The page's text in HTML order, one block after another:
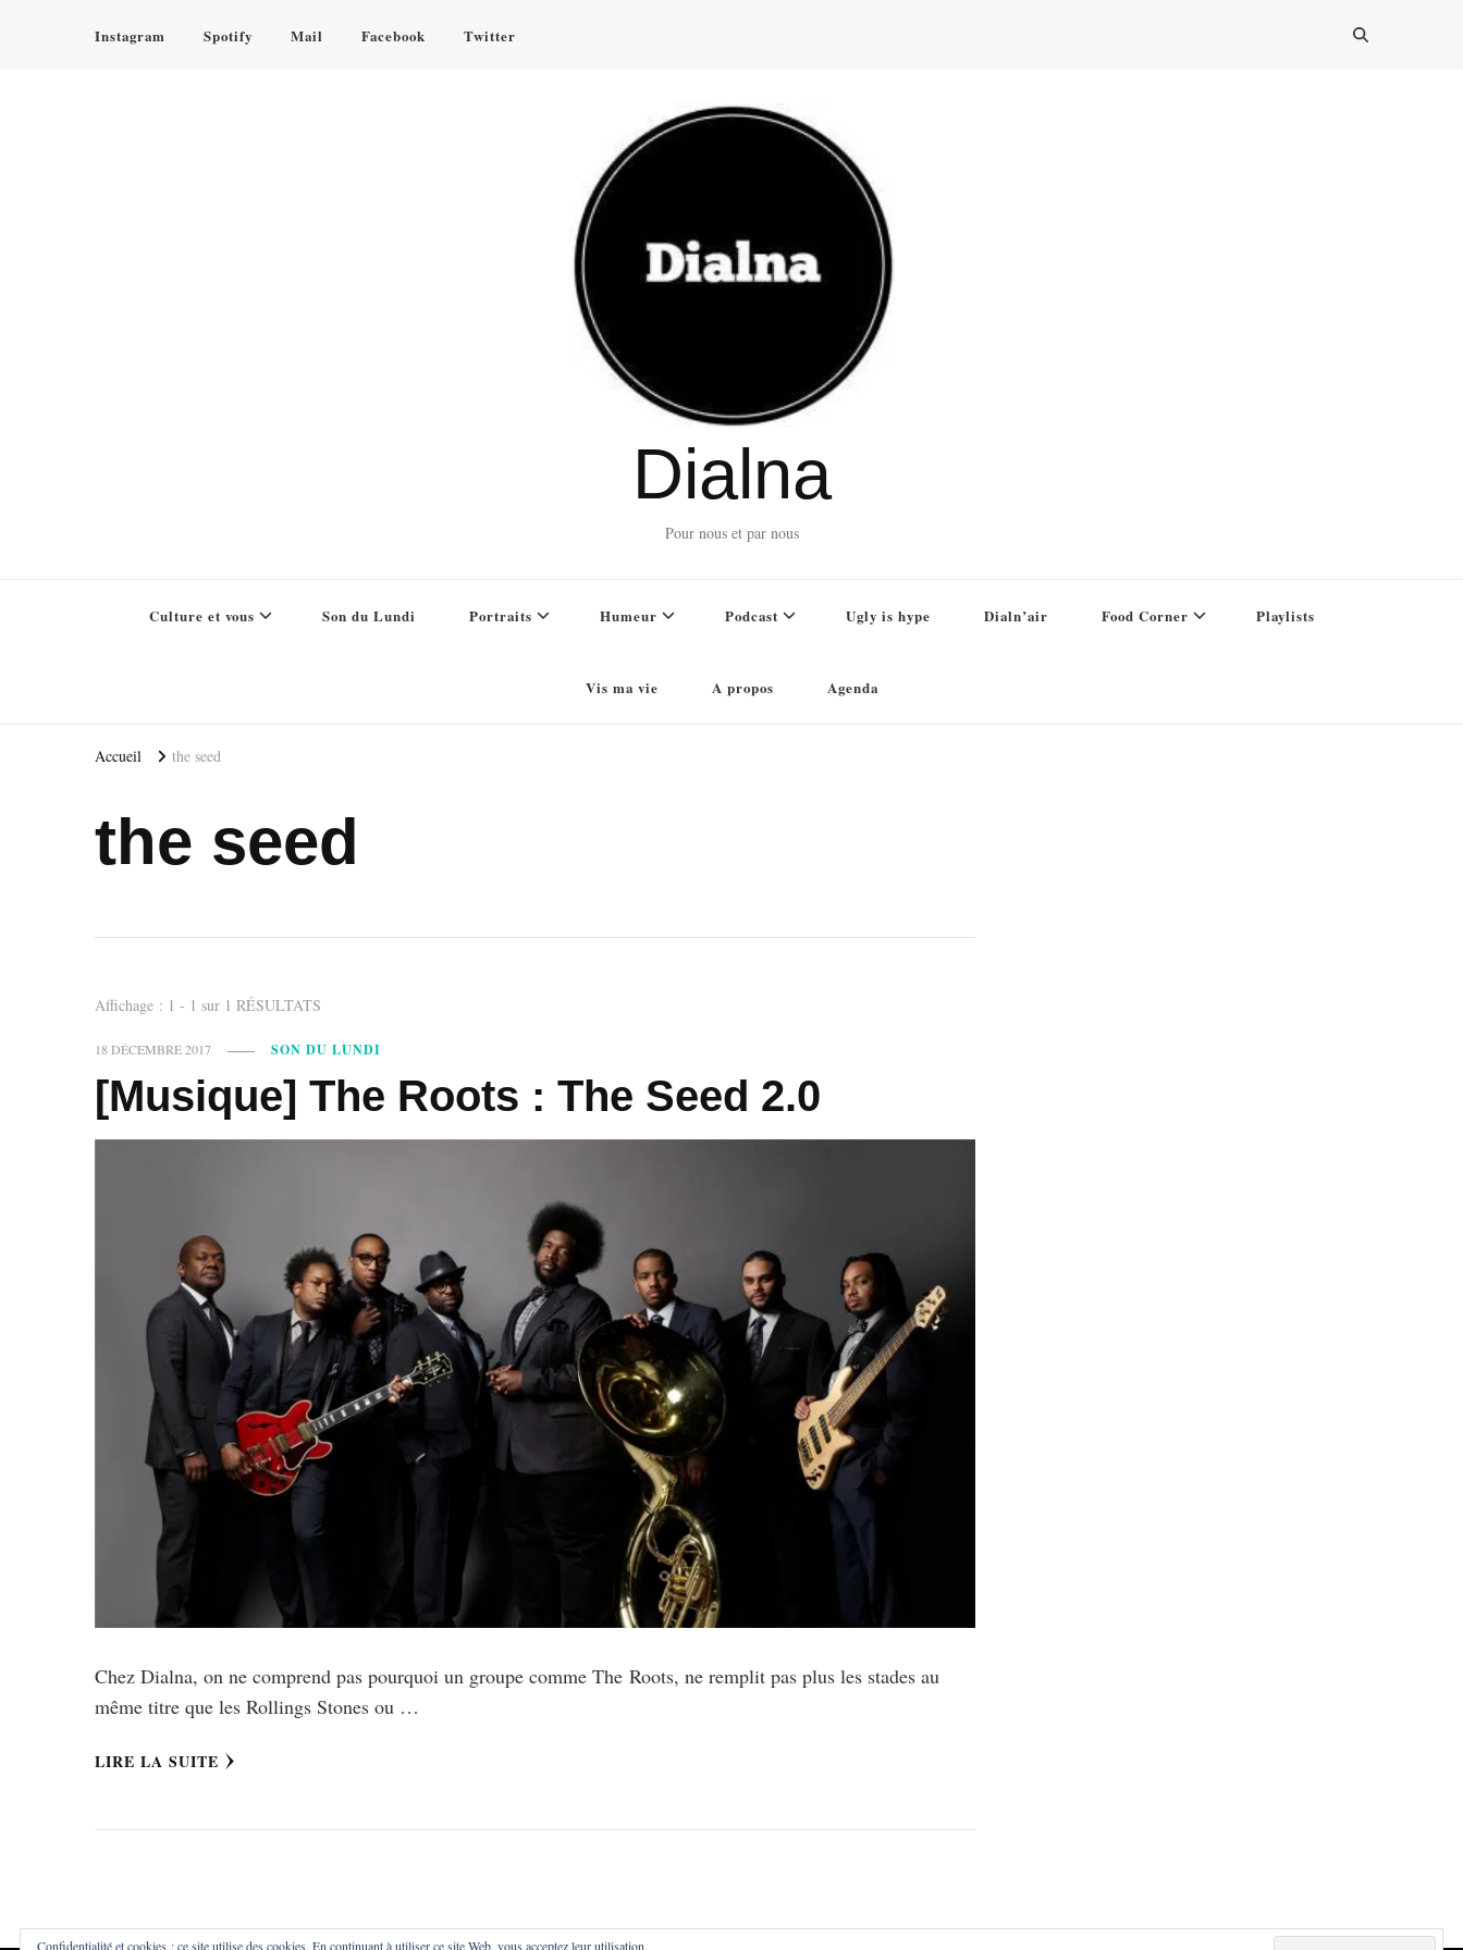
Instagram Spotify Mail Facebook Twitter
Dialna
Pour nous et par nous
Culture et vous Son du Lundi Portraits Humeur Podcast Ugly is hype Dialn’air Food Corner Playlists
Vis ma vie A propos Agenda
Accueil the seed
the seed
Affichage : 1 - 1 sur 1 RÉSULTATS
18 DÉCEMBRE 2017 SON DU LUNDI
[Musique] The Roots : The Seed 2.0
Chez Dialna, on ne comprend pas pourquoi un groupe comme The Roots, ne remplit pas plus les stades au
même titre que les Rollings Stones ou …
LIRE LA SUITE
Confidentialité et cookies : ce site utilise des cookies. En continuant à utiliser ce site Web, vous acceptez leur utilisation.